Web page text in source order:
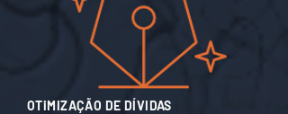
OTiMIZAÇÃO DE DÍVIDAS